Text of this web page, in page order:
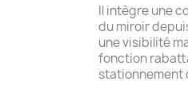
Il intègre une
du miroir
une visibilité
fonction
stationnement